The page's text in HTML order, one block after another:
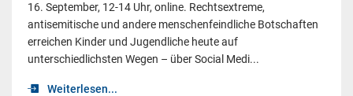
16. September, 12-14 Uhr, online. Rechtsextreme,
antisemitische und andere menschenfeindliche Botschaften
erreichen Kinder und Jugendliche heute auf
unterschiedlichsten Wegen – über Social Medi...
Weiterlesen...